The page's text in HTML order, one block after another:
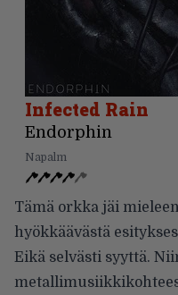
Infected Rain
Endorphin
Napalm
Tämä orkka jäi
hyökkäävästä
Eikä selvästi syyttä.